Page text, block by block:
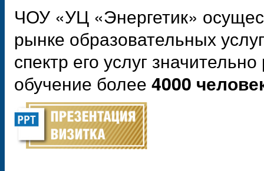
ЧОУ «УЦ «Энергетик»
рынке образовательных
спектр его услуг
обучение более 4000